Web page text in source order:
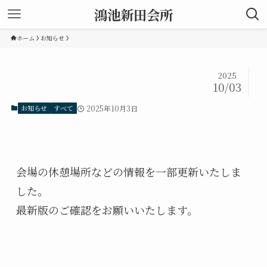
鴻池新田会所
ホーム お知らせ
2025
10/03
お知らせ すべて 2025年10月3日
会場の休憩場所などの情報を一部更新いたしま
した。
最新版のご確認をお願いいたします。